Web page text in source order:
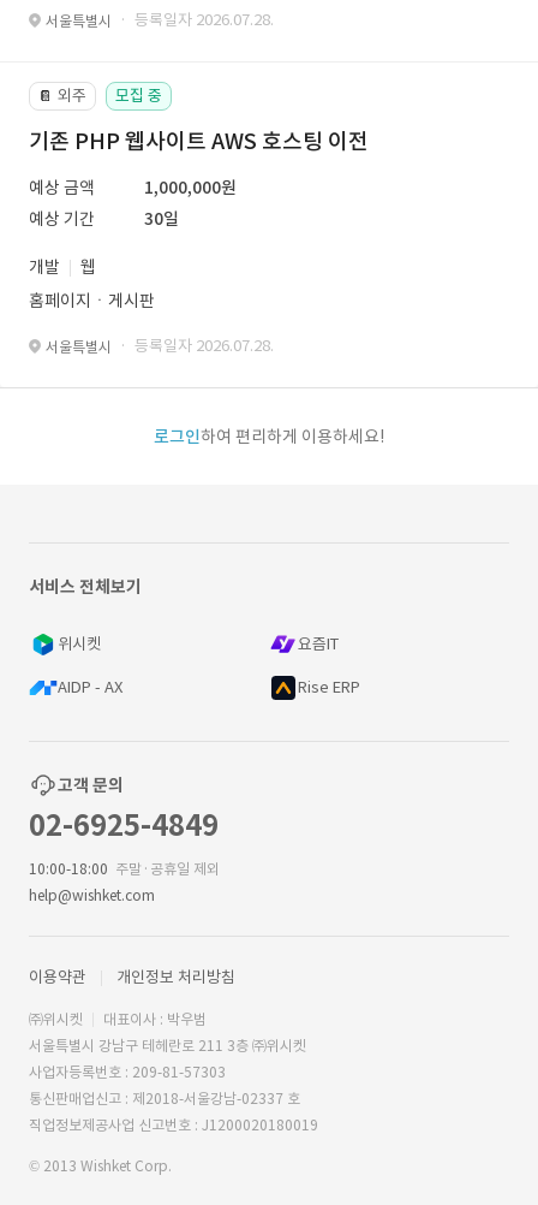
서울특별시 · 등록일자 2026.07.28.
📔 외주 모집 중
기존 PHP 웹사이트 AWS 호스팅 이전
예상 금액
1,000,000원
예상 기간
30일
개발
웹
홈페이지ㆍ게시판
서울특별시 · 등록일자 2026.07.28.
로그인하여 편리하게 이용하세요!
서비스 전체보기
위시켓 요즘IT
AIDP - AX Rise ERP
고객 문의
02-6925-4849
10:00-18:00 주말·공휴일 제외
help@wishket.com
이용약관 개인정보 처리방침
㈜위시켓
대표이사 : 박우범
서울특별시 강남구 테헤란로 211 3층 ㈜위시켓
사업자등록번호 : 209-81-57303
통신판매업신고 : 제2018-서울강남-02337 호
직업정보제공사업 신고번호 : J1200020180019
© 2013 Wishket Corp.